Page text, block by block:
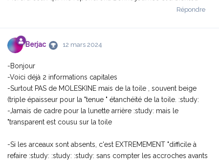
Répondre
Berjac 12 mars 2024
-Bonjour
-Voici déjà 2 informations capitales
-Surtout PAS de MOLESKINE mais de la toile , souvent beige
(triple épaisseur pour la "tenue " étanchéité de la toile. :study:
-Jamais de cadre pour la lunette arrière :study: mais le
"transparent est cousu sur la toile
-Si les arceaux sont absents, c'est EXTREMEMENT "difficile à
refaire :study: :study: :study: sans compter les accroches avants